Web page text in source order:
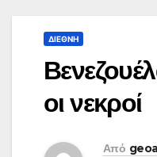
ΔΙΕΘΝΉ
οι νεκροί
Από